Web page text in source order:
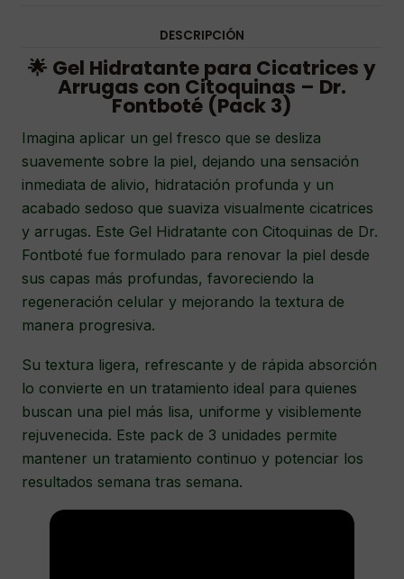
DESCRIPCIÓN
🌟 Gel Hidratante para Cicatrices y
Arrugas con Citoquinas – Dr.
Fontboté (Pack 3)
Imagina aplicar un gel fresco que se desliza
suavemente sobre la piel, dejando una sensación
inmediata de alivio, hidratación profunda y un
acabado sedoso que suaviza visualmente cicatrices
y arrugas. Este Gel Hidratante con Citoquinas de Dr.
Fontboté fue formulado para renovar la piel desde
sus capas más profundas, favoreciendo la
regeneración celular y mejorando la textura de
manera progresiva.
Su textura ligera, refrescante y de rápida absorción
lo convierte en un tratamiento ideal para quienes
buscan una piel más lisa, uniforme y visiblemente
rejuvenecida. Este pack de 3 unidades permite
mantener un tratamiento continuo y potenciar los
resultados semana tras semana.